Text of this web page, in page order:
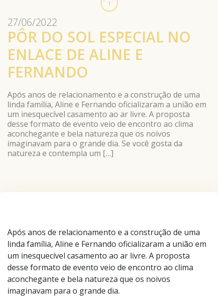
27/06/2022
PÔR DO SOL ESPECIAL NO
ENLACE DE ALINE E
FERNANDO
Após anos de relacionamento e a construção de uma
linda família, Aline e Fernando oficializaram a união em
um inesquecível casamento ao ar livre. A proposta
desse formato de evento veio de encontro ao clima
aconchegante e bela natureza que os noivos
imaginavam para o grande dia. Se você gosta da
natureza e contempla um […]
Após anos de relacionamento e a construção de uma
linda família, Aline e Fernando oficializaram a união em
um inesquecível casamento ao ar livre. A proposta
desse formato de evento veio de encontro ao clima
aconchegante e bela natureza que os noivos
imaginavam para o grande dia.